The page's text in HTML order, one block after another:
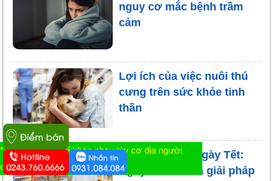
nguy cơ mắc bệnh trầm
cảm
Lợi ích của việc nuôi thú
cưng trên sức khỏe tinh
thần
Áp lực kinh tế ngày Tết:
Nguyên nhân và giải pháp
* Tác dụng có thể khác nhau tùy cơ địa người
dùng